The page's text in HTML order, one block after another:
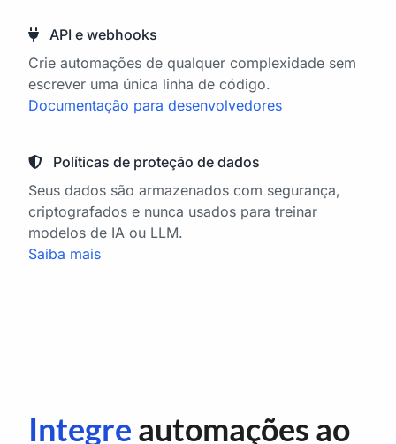
API e webhooks
Crie automações de qualquer complexidade sem
escrever uma única linha de código.
Documentação para desenvolvedores
Políticas de proteção de dados
Seus dados são armazenados com segurança,
criptografados e nunca usados para treinar
modelos de IA ou LLM.
Saiba mais
Integre automações ao